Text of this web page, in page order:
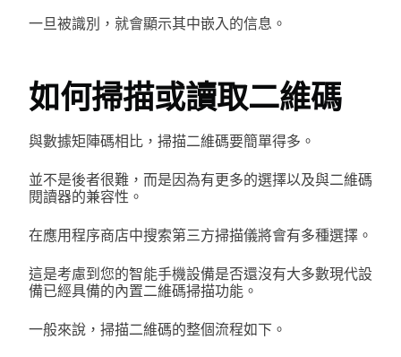
一旦被識別，就會顯示其中嵌入的信息。
如何掃描或讀取二維碼
與數據矩陣碼相比，掃描二維碼要簡單得多。
並不是後者很難，而是因為有更多的選擇以及與二維碼
閱讀器的兼容性。
在應用程序商店中搜索第三方掃描儀將會有多種選擇。
這是考慮到您的智能手機設備是否還沒有大多數現代設
備已經具備的內置二維碼掃描功能。
一般來說，掃描二維碼的整個流程如下。